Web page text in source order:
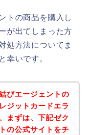
トの商品を購入し
が出てしまった方
処方法についてま
幸いです。
びエージェントの
ジットカードエラ
まずは、下記ゼク
の公式サイトをチ